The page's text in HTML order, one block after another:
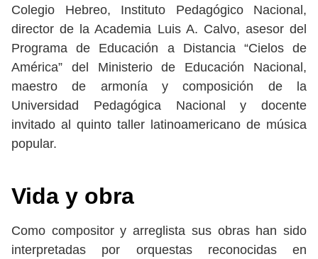
Colegio Hebreo, Instituto Pedagógico Nacional,
director de la Academia Luis A. Calvo, asesor del
Programa de Educación a Distancia “Cielos de
América” del Ministerio de Educación Nacional,
maestro de armonía y composición de la
Universidad Pedagógica Nacional y docente
invitado al quinto taller latinoamericano de música
popular.
Vida y obra
Como compositor y arreglista sus obras han sido
interpretadas por orquestas reconocidas en